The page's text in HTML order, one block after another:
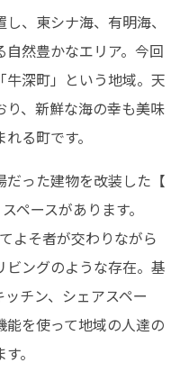
、東シナ海、有明海、
然豊かなエリア。今回
深町」という地域。天
、新鮮な海の幸も美味
る町です。
った建物を改装した【
ペースがあります。
よそ者が交わりながら
ングのような存在。基
チン、シェアスペー
を使って地域の人達の
。